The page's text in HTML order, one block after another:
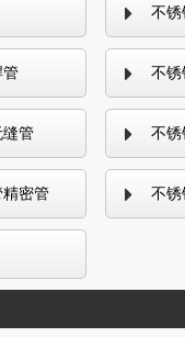
不锈
不锈
管 不锈
密管 不锈